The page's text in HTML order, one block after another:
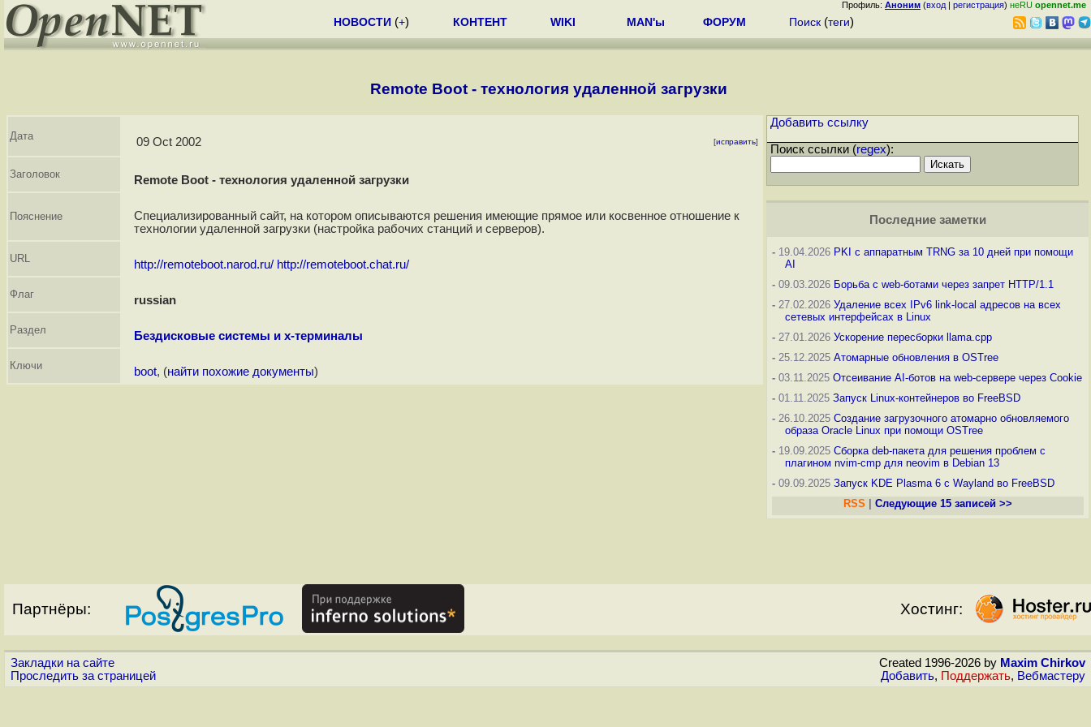
Профиль: Аноним (вход | регистрация) неRU opennet.me
НОВОСТИ (+) КОНТЕНТ WIKI MAN'ы ФОРУМ Поиск (теги)
Remote Boot - технология удаленной загрузки
Дата 09 Oct 2002 [исправить]
Заголовок Remote Boot - технология удаленной загрузки
Пояснение
Специализированный сайт, на котором описываются решения имеющие прямое или косвенное отношение к
технологии удаленной загрузки (настройка рабочих станций и серверов).
URL http://remoteboot.narod.ru/ http://remoteboot.chat.ru/
Флаг russian
Раздел Бездисковые системы и x-терминалы
Ключи boot, (найти похожие документы)
Добавить ссылку
Поиск ссылки (regex):
Последние заметки
- 19.04.2026 PKI с аппаратным TRNG за 10 дней при помощи
AI
- 09.03.2026 Борьба с web-ботами через запрет HTTP/1.1
- 27.02.2026 Удаление всех IPv6 link-local адресов на всех
сетевых интерфейсах в Linux
- 27.01.2026 Ускорение пересборки llama.cpp
- 25.12.2025 Атомарные обновления в OSTree
- 03.11.2025 Отсеивание AI-ботов на web-сервере через Cookie
- 01.11.2025 Запуск Linux-контейнеров во FreeBSD
- 26.10.2025 Создание загрузочного атомарно обновляемого
образа Oracle Linux при помощи OSTree
- 19.09.2025 Сборка deb-пакета для решения проблем с
плагином nvim-cmp для neovim в Debian 13
- 09.09.2025 Запуск KDE Plasma 6 с Wayland во FreeBSD
RSS
Следующие 15 записей >>
Партнёры: Хостинг:
Закладки на сайте
Проследить за страницей
Created 1996-2026 by Maxim Chirkov
Добавить, Поддержать, Вебмастеру